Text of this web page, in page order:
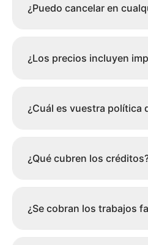
¿Puedo cancelar en
¿Los precios incluyen
¿Cuál es vuestra política
¿Qué cubren los
¿Se cobran los trabajos